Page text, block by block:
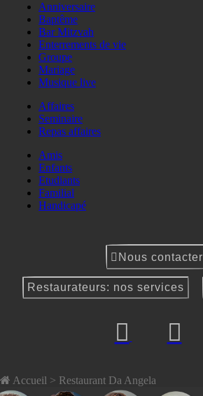
Anniversaire
Baptême
Bar Mitzvah
Enterrements de vie
Groupe
Mariage
Musique live
Affaires
Seminaire
Repas affaires
Amis
Enfants
Etudiants
Familial
Handicapé
Nous contacter
Restaurateurs: nos services
Accueil > Restaurant Da Angela